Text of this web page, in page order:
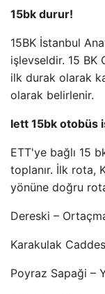
15bk durur!
15BK İstanbul
işlevseldir. 15 BK
ilk durak olarak
olarak belirlenir.
Iett 15bk otobüs
ETT'ye bağlı 15
toplanır. İlk rota,
yönüne doğru
Dereski –
Karakulak
Poyraz Sapaği –